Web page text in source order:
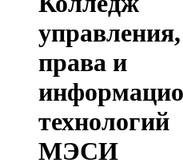
управления,
права и
технологий
МЭСИ